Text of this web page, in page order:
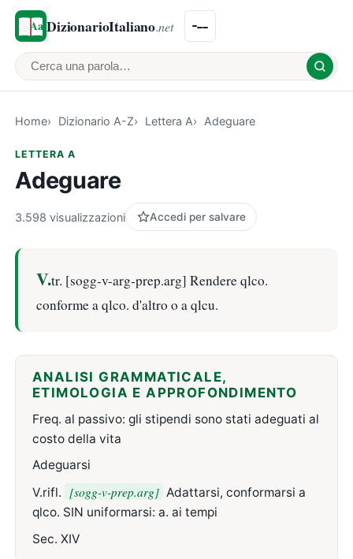
DizionarioItaliano.net
Cerca una parola
Home Dizionario A-Z Lettera A Adeguare
LETTERA A
Adeguare
3.598 visualizzazioni Accedi per salvare
V.tr. [sogg-v-arg-prep.arg] Rendere qlco.
conforme a qlco. d'altro o a qlcu.
ANALISI GRAMMATICALE,
ETIMOLOGIA E APPROFONDIMENTO
Freq. al passivo: gli stipendi sono stati adeguati al
costo della vita
Adeguarsi
V.rifl.
[sogg-v-prep.arg] Adattarsi, conformarsi a
qlco. SIN uniformarsi: a. ai tempi
Sec. XIV